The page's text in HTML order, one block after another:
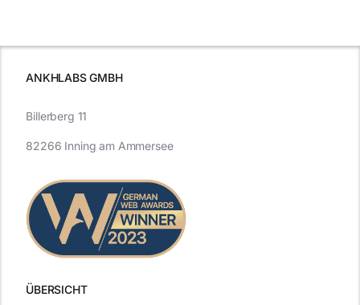
ANKHLABS GMBH
ÜBERSICHT
Billerberg 11
82266 Inning am Ammersee